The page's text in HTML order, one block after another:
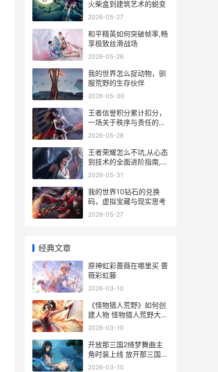
火柴盒到建筑艺术的蜕变
2026-05-27
和平精英如何突破帧率,畅
享极致丝滑战场
2026-05-26
我的世界怎么捉动物，驯
服荒野的生存伙伴
2026-05-30
王者信誉积分累计扣分，
一场关于秩序与责任的游
戏内修行
2026-05-28
王者荣耀怎么不坑,从心态
到技术的全面进阶指南,副
标题成为团队可靠的支柱
2026-05-31
我的世界10钻石的兑换
码，虚拟宝藏与现实思考
2026-05-27
经典文章
原神虹彩蔷薇在哪里买 蔷
薇彩虹藤
2026-03-10
《怪物猎人荒野》如何创
建人物 怪物猎人荒野大回
复蜜虫在哪
2026-03-10
开放那三国2绮梦舞曲主
角时装上线 放开那三国2
国家
2026-03-10